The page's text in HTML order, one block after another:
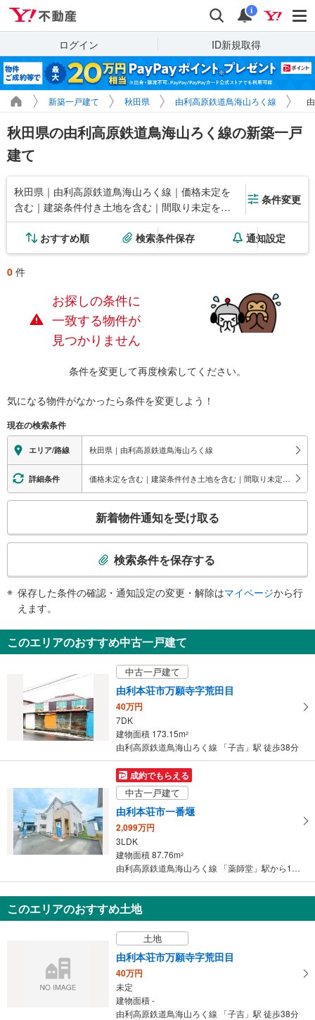
検索 通知
i
ログイン ID新規取得
新築一戸建て 秋田県 由利高原鉄道鳥海山ろく線
秋田県の由利高原鉄道鳥海山ろく線の新築一戸
建て
秋田県｜由利高原鉄道鳥海山ろく線｜価格未定を
含む｜建築条件付き土地を含む｜間取り未定を含
む
条件変更
おすすめ順 検索条件保存 通知設定
0 件
お探しの条件に
一致する物件が
見つかりません
条件を変更して再度検索してください。
気になる物件がなかったら条件を変更しよう！
現在の検索条件
エリア/路線 秋田県｜由利高原鉄道鳥海山ろく線
詳細条件 価格未定を含む｜建築条件付き土地を含む｜間取り未定を含む
検
知
を
マ
ペ
ー
ジ
保
存
す
る
新着物件通知を受け取る
検索条件を保存する
保存した条件の確認・通知設定の変更・解除はマイページから行
えます。
このエリアのおすすめ中古一戸建て
中古一戸建て
由利本荘市万願寺字荒田目
40万円
7DK
建物面積 173.15m2
由利高原鉄道鳥海山ろく線 「子吉」駅 徒歩38分
成約でもらえる
中古一戸建て
由利本荘市一番堰
2,099万円
3LDK
建物面積 87.76m2
由利高原鉄道鳥海山ろく線 「薬師堂」駅から1600m 車:4分
このエリアのおすすめ土地
土地
由利本荘市万願寺字荒田目
40万円
未定
建物面積 -
由利高原鉄道鳥海山ろく線 「子吉」駅 徒歩38分